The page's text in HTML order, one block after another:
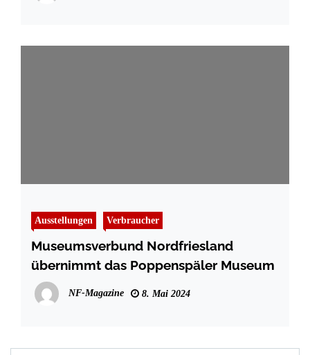
Ausstellungen Verbraucher
Museumsverbund Nordfriesland
übernimmt das Poppenspäler Museum
NF-Magazine 8. Mai 2024